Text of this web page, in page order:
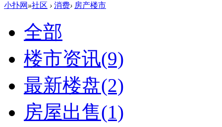
小扑网 »社区 › 消费› 房产楼市
全部
楼市资讯(9)
最新楼盘(2)
房屋出售(1)